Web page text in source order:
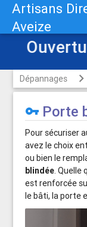
Artisans
Aveize
Dépannages
vpn_key Porte
Pour sécuriser
avez le choix
ou bien le
blindée. Quelle
est renforcée
le bâti, la porte